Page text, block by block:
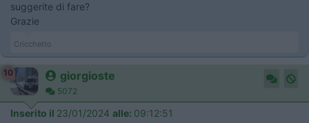
suggerite di fare?
Grazie
Cricchetto
10 giorgioste
5072
Inserito il 23/01/2024 alle: 09:12:51